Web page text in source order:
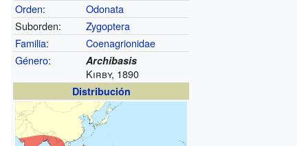
Orden:
Odonata
Suborden:
Zygoptera
Familia:
Coenagrionidae
Género: Archibasis
Kirby, 1890
Distribución